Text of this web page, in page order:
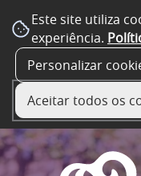
Este site utiliza
experiência.
Personalizar
Aceitar todos os